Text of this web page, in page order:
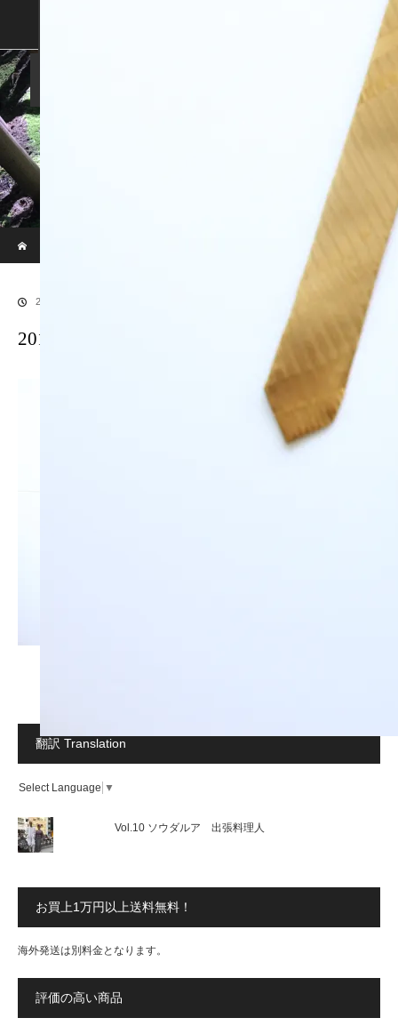
2018.01.8
20170913LR補正後86
翻訳 Translation
Select Language ▼
Vol.10 ソウダルア 出張料理人
お買上1万円以上送料無料！
海外発送は別料金となります。
評価の高い商品